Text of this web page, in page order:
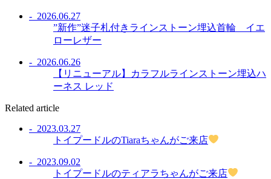
- 2026.06.27
”新作”迷子札付きラインストーン埋込首輪 イエ
ローレザー
- 2026.06.26
【リニューアル】カラフルラインストーン埋込ハ
ーネス レッド
Related article
- 2023.03.27
トイプードルのTiaraちゃんがご来店
- 2023.09.02
トイプードルのティアラちゃんがご来店